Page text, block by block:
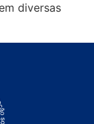
diversas